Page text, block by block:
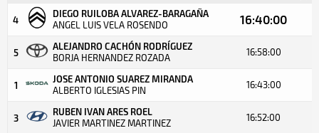
4
DIEGO RUILOBA ALVAREZ-BARAGAÑA
ANGEL LUIS VELA ROSENDO 16:40:00
5
ALEJANDRO CACHÓN RODRÍGUEZ
BORJA HERNANDEZ ROZADA 16:58:00
1
JOSE ANTONIO SUAREZ MIRANDA
ALBERTO IGLESIAS PIN 16:43:00
3
RUBEN IVAN ARES ROEL
JAVIER MARTINEZ MARTINEZ 16:52:00